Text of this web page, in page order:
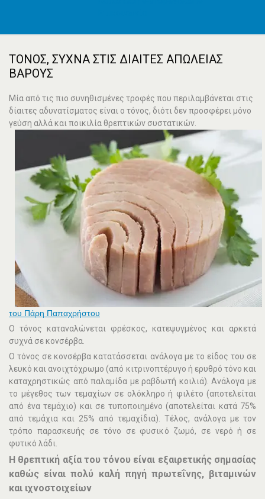
ΤΌΝΟΣ, ΣΥΧΝΆ ΣΤΙΣ ΔΊΑΙΤΕΣ ΑΠΏΛΕΙΑΣ
ΒΆΡΟΥΣ
Μία από τις πιο συνηθισμένες τροφές που περιλαμβάνεται στις
δίαιτες αδυνατίσματος είναι ο τόνος, διότι δεν προσφέρει μόνο
γεύση αλλά και ποικιλία θρεπτικών συστατικών.
του Πάρη Παπαχρήστου
Ο τόνος καταναλώνεται φρέσκος, κατεψυγμένος και αρκετά
συχνά σε κονσέρβα.
Ο τόνος σε κονσέρβα κατατάσσεται ανάλογα με το είδος του σε
λευκό και ανοιχτόχρωμο (από κιτρινοπτέρυγο ή ερυθρό τόνο και
καταχρηστικώς από παλαμίδα με ραβδωτή κοιλιά). Ανάλογα με
το μέγεθος των τεμαχίων σε ολόκληρο ή φιλέτο (αποτελείται
από ένα τεμάχιο) και σε τυποποιημένο (αποτελείται κατά 75%
από τεμάχια και 25% από τεμαχίδια). Τέλος, ανάλογα με τον
τρόπο παρασκευής σε τόνο σε φυσικό ζωμό, σε νερό ή σε
φυτικό λάδι.
Η θρεπτική αξία του τόνου είναι εξαιρετικής σημασίας
καθώς είναι πολύ καλή πηγή πρωτεΐνης, βιταμινών
και ιχνοστοιχείων